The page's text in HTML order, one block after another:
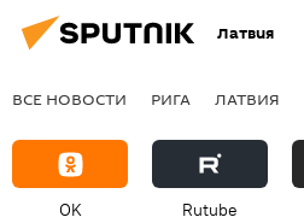
Латвия
ВСЕ НОВОСТИ РИГА ЛАТВИЯ
OK Rutube